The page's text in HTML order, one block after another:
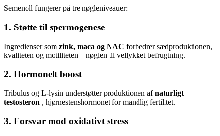
Semenoll fungerer på tre nøgleniveauer:
1. Støtte til spermogenese
Ingredienser som zink, maca og NAC forbedrer sædproduktionen,
kvaliteten og motiliteten – nøglen til vellykket befrugtning.
2. Hormonelt boost
Tribulus og L-lysin understøtter produktionen afnaturligt
testosteron , hjørnestenshormonet for mandlig fertilitet.
3. Forsvar mod oxidativt stress